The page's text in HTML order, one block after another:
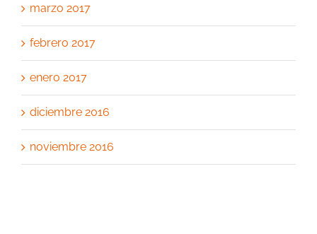
marzo 2017
febrero 2017
enero 2017
diciembre 2016
noviembre 2016